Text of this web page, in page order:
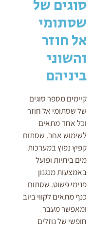
סוגים של
שסתומי
אל חוזר
והשוני
ביניהם
קיימים מספר סוגים
של שסתומי אל חוזר
וכל אחד מתאים
לשימוש אחר. שסתום
קפיץ נפוץ במערכות
מים ביתיות ופועל
באמצעות מנגנון
פנימי פשוט. שסתום
כנף מתאים לקווי ביוב
ומאפשר מעבר
חופשי של נוזלים